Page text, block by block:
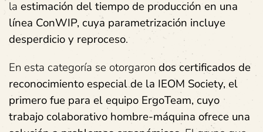
la estimación del tiempo de producción en una
línea ConWIP, cuya parametrización incluye
desperdicio y reproceso.
En esta categoría se otorgaron dos certificados de
reconocimiento especial de la IEOM Society, el
primero fue para el equipo ErgoTeam, cuyo
trabajo colaborativo hombre-máquina ofrece una